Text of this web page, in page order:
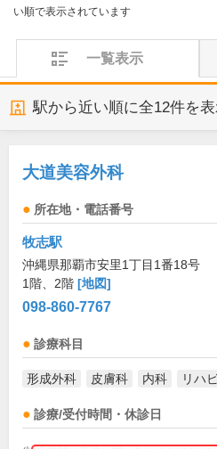
い順で表示されています
一覧表示
駅から近い順に全12件を
大道美容外科
所在地・電話番号
牧志駅
沖縄県那覇市安里1丁目1番18号
1階、2階 [地図]
098-860-7767
診療科目
形成外科 皮膚科 内科 リハ
診療/受付時間・休診日